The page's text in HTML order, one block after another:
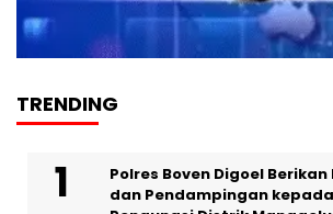
TRENDING
Polres Boven Digoel
dan Pendampingan